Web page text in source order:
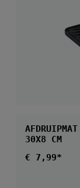
30X8 CM
Normale
€ 7,99*